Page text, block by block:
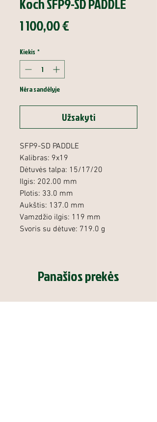
1 100,00 €Price
Kiekis *
Nėra sandėlyje
Užsakyti
SFP9-SD PADDLE
Kalibras: 9x19
Dėtuvės talpa: 15/17/20
Ilgis: 202.00 mm
Plotis: 33.0 mm
Aukštis: 137.0 mm
Vamzdžio ilgis: 119 mm
Svoris su dėtuve: 719.0 g
Panašios prekės